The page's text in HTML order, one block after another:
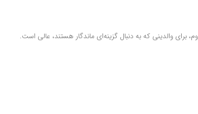
برای والدینی که به دنبال گزینه‌ای ماندگار هستند، عالی است.